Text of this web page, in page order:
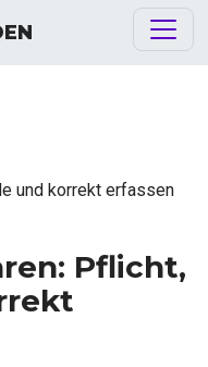
und korrekt erfassen
Pflicht,